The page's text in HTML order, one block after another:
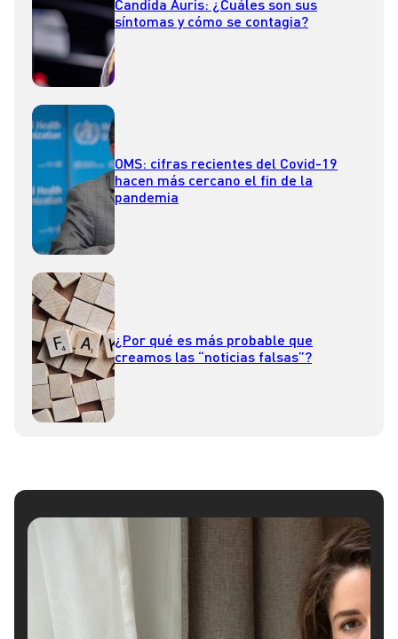
Candida Auris: ¿Cuáles son sus
síntomas y cómo se contagia?
OMS: cifras recientes del Covid-19
hacen más cercano el fin de la
pandemia
¿Por qué es más probable que
creamos las “noticias falsas”?